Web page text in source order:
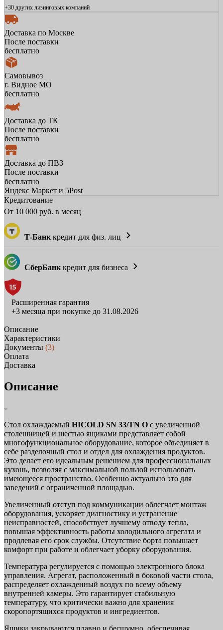
+30 других лизинговых компаний
Доставка по Москве
После поставки
бесплатно
Самовывоз
г. Видное МО
бесплатно
Доставка до ТК
После поставки
бесплатно
Доставка до ПВЗ
После поставки
бесплатно
Яндекс Маркет и 5Post
Кредитование
От 10 000 руб. в месяц
Т-Банк кредит для физ. лиц
СберБанк кредит для бизнеса
Расширенная гарантия
+3 месяца при покупке до 31.08.2026
Описание
Характеристики
Документы (3)
Оплата
Доставка
Описание
Стол охлаждаемый HICOLD SN 33/TN O с увеличенной
столешницей и шестью ящиками представляет собой
многофункциональное оборудование, которое объединяет в
себе разделочный стол и отдел для охлаждения продуктов.
Это делает его идеальным решением для профессиональных
кухонь, позволяя с максимальной пользой использовать
имеющееся пространство. Особенно актуально это для
заведений с ограниченной площадью.
Увеличенный отступ под коммуникации облегчает монтаж
оборудования, ускоряет диагностику и устранение
неисправностей, способствует лучшему отводу тепла,
повышая эффективность работы холодильного агрегата и
продлевая его срок службы. Отсутствие борта повышает
комфорт при работе и облегчает уборку оборудования.
Температура регулируется с помощью электронного блока
управления. Агрегат, расположенный в боковой части стола,
распределяет охлажденный воздух по всему объему
внутренней камеры. Это гарантирует стабильную
температуру, что критически важно для хранения
скоропортящихся продуктов и ингредиентов.